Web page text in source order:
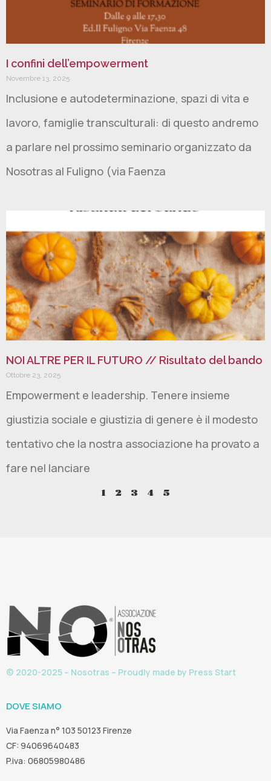
I confini dell’empowerment
Novembre 13, 2025
Inclusione e autodeterminazione, spazi di vita e
lavoro, famiglie transculturali: di questo andremo
a parlare nel prossimo seminario organizzato da
Nosotras al Fuligno (via Faenza
NOI ALTRE PER IL FUTURO // Risultato del bando
Ottobre 23, 2025
Empowerment e leadership. Tenere insieme
giustizia sociale e giustizia di genere è il modesto
tentativo che la nostra associazione ha provato a
fare nel lanciare
1 2 3 4 5
© 2020-2025 – Nosotras – Proudly made by Press Start
DOVE SIAMO
Via Faenza n° 103 50123 Firenze
CF: 94069640483
P.iva: 06805980486